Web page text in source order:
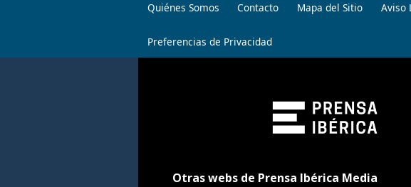
Quiénes Somos Contacto Mapa del Sitio Aviso
Preferencias de Privacidad
Otras webs de Prensa Ibérica Media